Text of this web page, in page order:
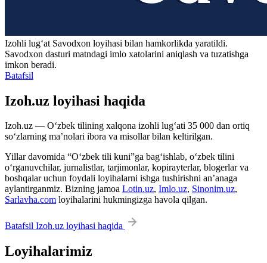
Izohli lugʻat Savodxon loyihasi bilan hamkorlikda yaratildi.
Savodxon dasturi matndagi imlo xatolarini aniqlash va tuzatishga
imkon beradi.
Batafsil
Izoh.uz loyihasi haqida
Izoh.uz — O‘zbek tilining xalqona izohli lug‘ati 35 000 dan ortiq
so‘zlarning ma’nolari ibora va misollar bilan keltirilgan.
Yillar davomida “O‘zbek tili kuni”ga bag‘ishlab, o‘zbek tilini
o‘rganuvchilar, jurnalistlar, tarjimonlar, kopirayterlar, blogerlar va
boshqalar uchun foydali loyihalarni ishga tushirishni an’anaga
aylantirganmiz. Bizning jamoa Lotin.uz, Imlo.uz, Sinonim.uz,
Sarlavha.com loyihalarini hukmingizga havola qilgan.
Batafsil Izoh.uz loyihasi haqida
Loyihalarimiz